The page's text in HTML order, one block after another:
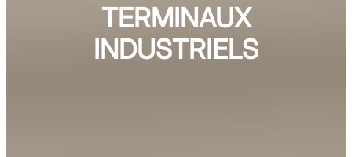
TERMINAUX
INDUSTRIELS